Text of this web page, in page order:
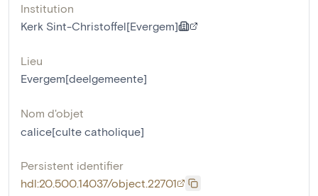
Institution
Kerk Sint-Christoffel[Evergem]
Lieu
Evergem[deelgemeente]
Nom d'objet
calice[culte catholique]
Persistent identifier
hdl:20.500.14037/object.22701